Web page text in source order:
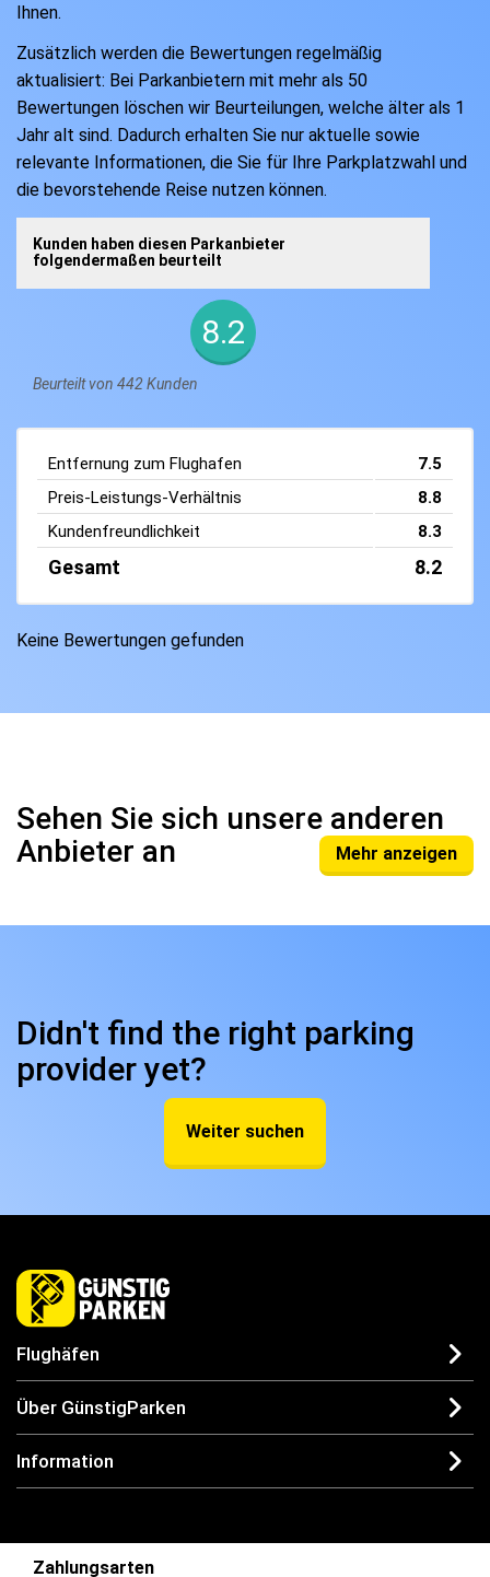
Ihnen.
Zusätzlich werden die Bewertungen regelmäßig
aktualisiert: Bei Parkanbietern mit mehr als 50
Bewertungen löschen wir Beurteilungen, welche älter als 1
Jahr alt sind. Dadurch erhalten Sie nur aktuelle sowie
relevante Informationen, die Sie für Ihre Parkplatzwahl und
die bevorstehende Reise nutzen können.
Kunden haben diesen Parkanbieter
folgendermaßen beurteilt
8.2
Beurteilt von 442 Kunden
Entfernung zum Flughafen
7.5
Preis-Leistungs-Verhältnis
8.8
Kundenfreundlichkeit
8.3
Gesamt 8.2
Keine Bewertungen gefunden
Sehen Sie sich unsere anderen
Anbieter an
Mehr anzeigen
Didn't find the right parking
provider yet?
Weiter suchen
Flughäfen
Über GünstigParken
Information
Zahlungsarten